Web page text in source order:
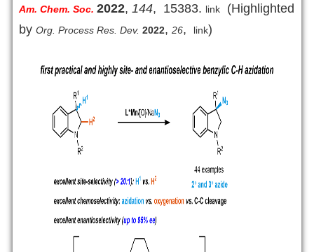
Am. Chem. Soc. 2022, 144, 15383. link
(Highlighted
by Org. Process Res. Dev. 2022, 26, link)